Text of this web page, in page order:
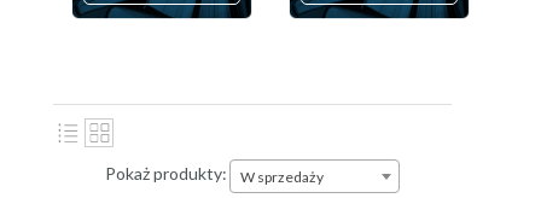
Pokaż produkty: W sprzedaży